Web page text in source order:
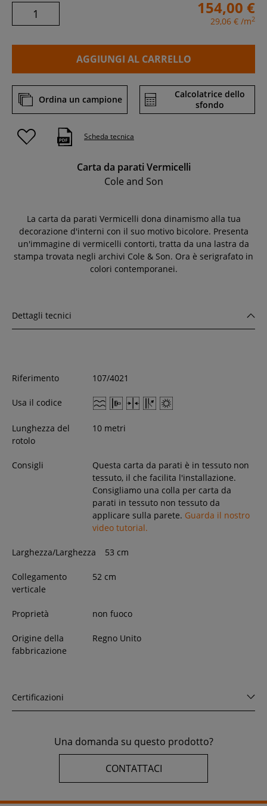
154,00 €
29,06 € /m2
AGGIUNGI AL CARRELLO
Ordina un campione
Calcolatrice dello
sfondo
Scheda tecnica
Carta da parati Vermicelli
Cole and Son
La carta da parati Vermicelli dona dinamismo alla tua
decorazione d'interni con il suo motivo bicolore. Presenta
un'immagine di vermicelli contorti, tratta da una lastra da
stampa trovata negli archivi Cole & Son. Ora è serigrafato in
colori contemporanei.
Dettagli tecnici
Riferimento 107/4021
Usa il codice
Lunghezza del
rotolo
10 metri
Consigli
Questa carta da parati è in tessuto non
tessuto, il che facilita l'installazione.
Consigliamo una colla per carta da
parati in tessuto non tessuto da
applicare sulla parete. Guarda il nostro
video tutorial.
Larghezza/Larghezza 53 cm
Collegamento
verticale
52 cm
Proprietà non fuoco
Origine della
fabbricazione
Regno Unito
Certificazioni
Una domanda su questo prodotto?
CONTATTACI